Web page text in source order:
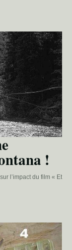
!
l’impact du film « Et